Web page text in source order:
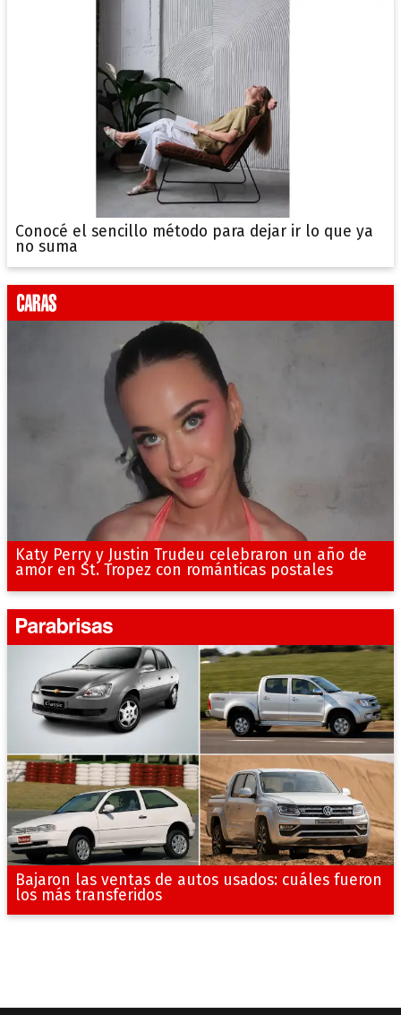
Conocé el sencillo método para dejar ir lo que ya
no suma
Katy Perry y Justin Trudeu celebraron un año de
amor en St. Tropez con románticas postales
Bajaron las ventas de autos usados: cuáles fueron
los más transferidos